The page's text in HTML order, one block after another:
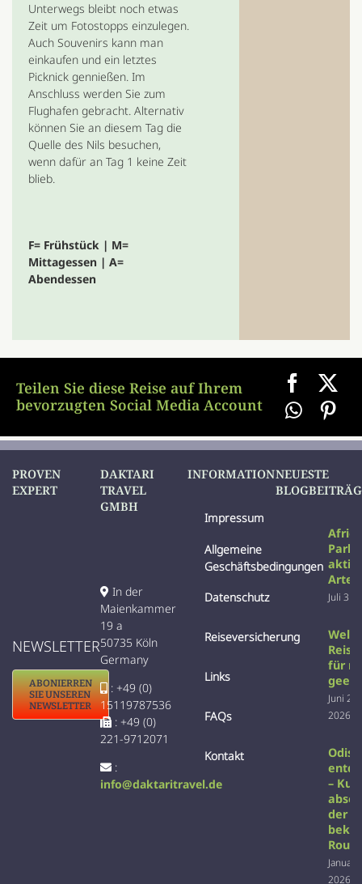
Unterwegs bleibt noch etwas
Zeit um Fotostopps einzulegen.
Auch Souvenirs kann man
einkaufen und ein letztes
Picknick gennießen. Im
Anschluss werden Sie zum
Flughafen gebracht. Alternativ
können Sie an diesem Tag die
Quelle des Nils besuchen,
wenn dafür an Tag 1 keine Zeit
blieb.
F= Frühstück | M=
Mittagessen | A=
Abendessen
Teilen Sie diese Reise auf Ihrem
bevorzugten Social Media Account
PROVEN
EXPERT
NEWSLETTER
ABONIERREN
SIE UNSEREN
NEWSLETTER
DAKTARI
TRAVEL
GMBH
In der
Maienkammer
19 a
50735 Köln
Germany
: +49 (0)
15119787536
: +49 (0)
221-9712071
:
info@daktaritravel.de
INFORMATION
Impressum
Allgemeine
Geschäftsbedingungen
Datenschutz
Reiseversicherung
Links
FAQs
Kontakt
NEUESTE
Parks
Juli
für
Juni
2026
–
der
Januar
2026